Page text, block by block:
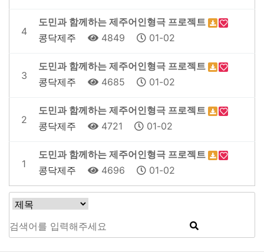
4
도민과 함께하는 제주어인형극 프로젝트
콩닥제주
4849 01-02
3
도민과 함께하는 제주어인형극 프로젝트
콩닥제주
4685 01-02
2
도민과 함께하는 제주어인형극 프로젝트
콩닥제주
4721 01-02
1
도민과 함께하는 제주어인형극 프로젝트
콩닥제주
4696 01-02